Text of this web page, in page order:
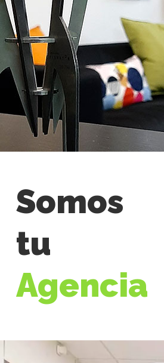
Somos
tu
Agencia